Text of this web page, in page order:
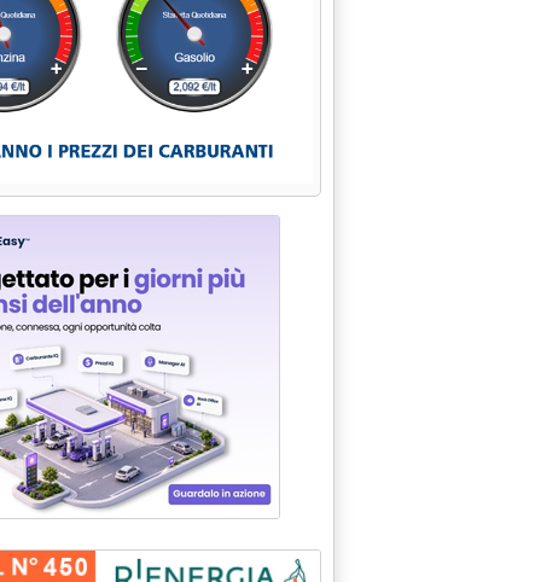
11.42.